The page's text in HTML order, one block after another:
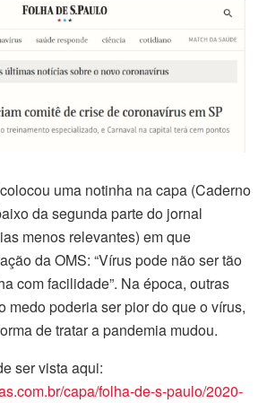
uma notinha na capa (Caderno
da segunda parte do jornal
menos relevantes) em que
da OMS: “Vírus pode não ser tão
com facilidade”. Na época, outras
medo poderia ser pior do que o vírus,
de tratar a pandemia mudou.
ser vista aqui:
capa/folha-de-s-paulo/2020-